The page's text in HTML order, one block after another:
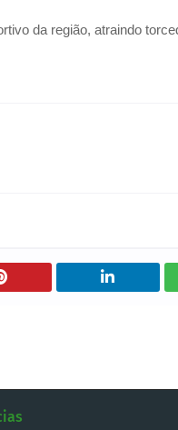
da região, atraindo